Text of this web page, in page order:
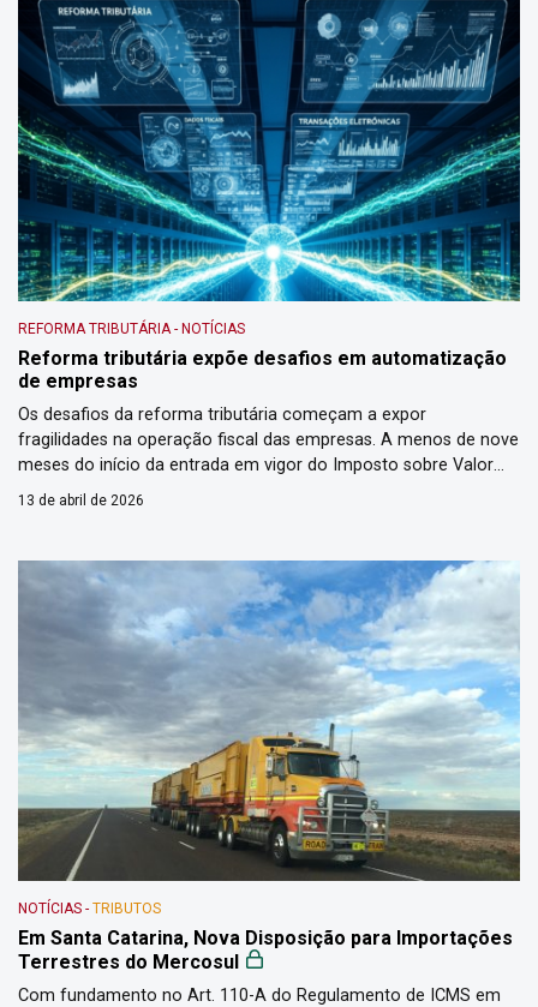
REFORMA TRIBUTÁRIA - NOTÍCIAS
Reforma tributária expõe desafios em automatização
de empresas
Os desafios da reforma tributária começam a expor
fragilidades na operação fiscal das empresas. A menos de nove
meses do início da entrada em vigor do Imposto sobre Valor
Adicionado Dual (IVA dual), grande parte das companhias
a automatizar […]
13 de abril de 2026
NOTÍCIAS - TRIBUTOS
Em Santa Catarina, Nova Disposição para Importações
Terrestres do Mercosul
Com fundamento no Art. 110-A do Regulamento de ICMS em